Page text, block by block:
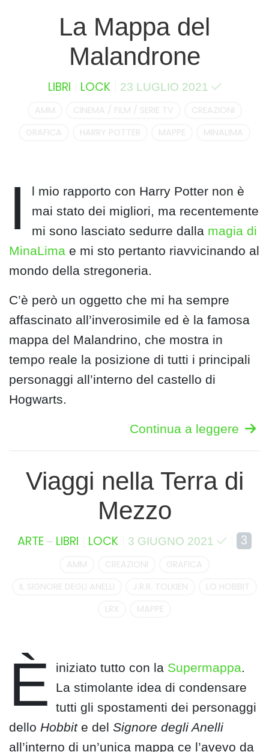
La Mappa del
Malandrone
LIBRI LOCK 23 LUGLIO 2021
AMM CINEMA / FILM / SERIE TV
CREAZIONI
GRAFICA
HARRY POTTER MAPPE MINALIMA
I
l mio rapporto con Harry Potter non è
mai stato dei migliori, ma recentemente
mi sono lasciato sedurre dalla magia di
MinaLima e mi sto pertanto riavvicinando al
mondo della stregoneria.
C’è però un oggetto che mi ha sempre
affascinato all’inverosimile ed è la famosa
mappa del Malandrino, che mostra in
tempo reale la posizione di tutti i principali
personaggi all’interno del castello di
Hogwarts.
Continua a leggere
Viaggi nella Terra di
Mezzo
ARTE– LIBRI LOCK 3 GIUGNO 2021 3
AMM CREAZIONI
GRAFICA
IL SIGNORE DEGLI ANELLI
J.R.R. TOLKIEN
LO HOBBIT
LRX
MAPPE
È iniziato tutto con la Supermappa
La stimolante idea di condensare
tutti gli spostamenti dei personaggi
dello Hobbite del Signore degli Anelli
all’interno di un’unica mappa ce l’avevo da